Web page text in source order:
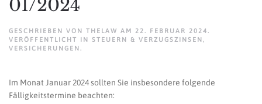
01/2024
GESCHRIEBEN VON THELAW AM 22. FEBRUAR 2024 .
VERÖFFENTLICHT IN STEUERN & VERZUGSZINSEN ,
VERSICHERUNGEN .
Im Monat Januar 2024 sollten Sie insbesondere folgende
Fälligkeitstermine beachten: